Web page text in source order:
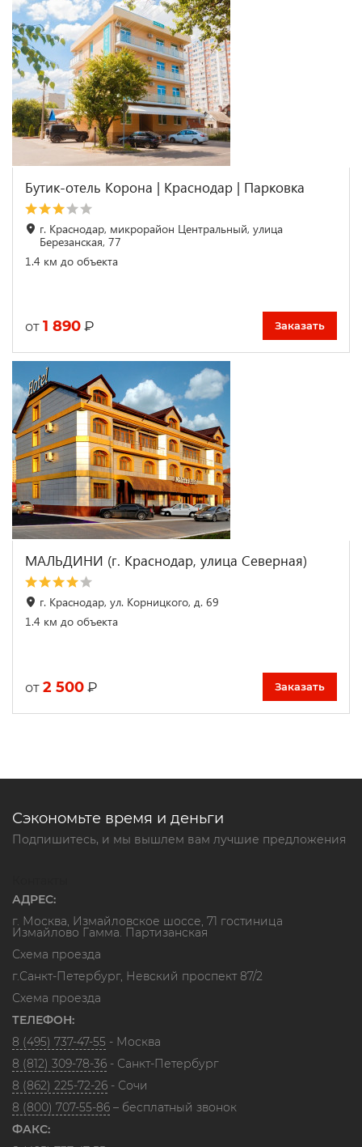
Бутик-отель Корона | Краснодар | Парковка
г. Краснодар, микрорайон Центральный, улица
Березанская, 77
1.4 км до объекта
от 1 890 ₽ Заказать
МАЛЬДИНИ (г. Краснодар, улица Северная)
г. Краснодар, ул. Корницкого, д. 69
1.4 км до объекта
от 2 500 ₽ Заказать
Сэкономьте время и деньги
Подпишитесь, и мы вышлем вам лучшие предложения
АДРЕС:
г. Москва, Измайловское шоссе, 71 гостиница
Измайлово Гамма. Партизанская
Схема проезда
г.Санкт-Петербург, Невский проспект 87/2
Схема проезда
ТЕЛЕФОН:
8 (495) 737-47-55 - Москва
8 (812) 309-78-36 - Санкт-Петербург
8 (862) 225-72-26 - Сочи
8 (800) 707-55-86 – бесплатный звонок
ФАКС: